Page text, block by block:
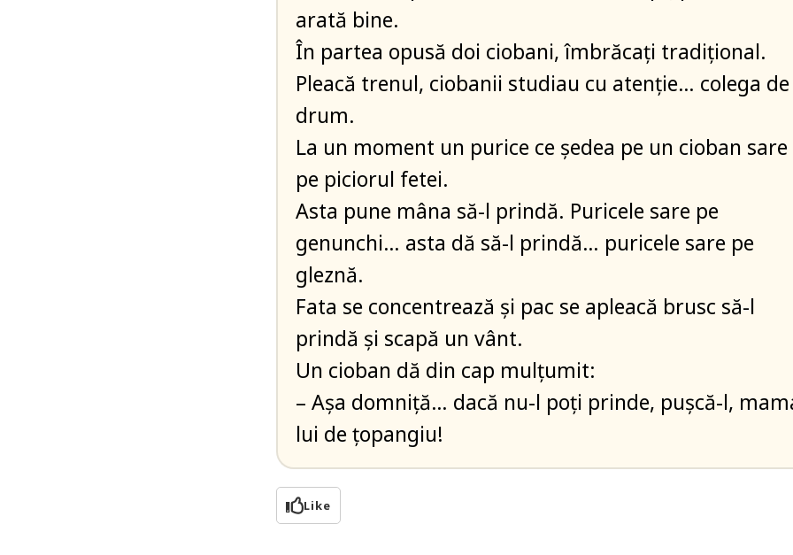
arată bine.
În partea opusă doi ciobani, îmbrăcaţi tradiţional.
Pleacă trenul, ciobanii studiau cu atenţie… colega de
drum.
La un moment un purice ce şedea pe un cioban sare
pe piciorul fetei.
Asta pune mâna să-l prindă. Puricele sare pe
genunchi… asta dă să-l prindă… puricele sare pe
gleznă.
Fata se concentrează şi pac se apleacă brusc să-l
prindă şi scapă un vânt.
Un cioban dă din cap mulţumit:
– Aşa domniţă… dacă nu-l poţi prinde, puşcă-l,
lui de ţopangiu!
Like